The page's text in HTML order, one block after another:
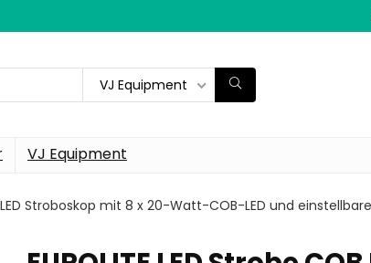
VJ Equipment
VJ Equipment
| LED Stroboskop mit 8 x 20-Watt-COB-LED und